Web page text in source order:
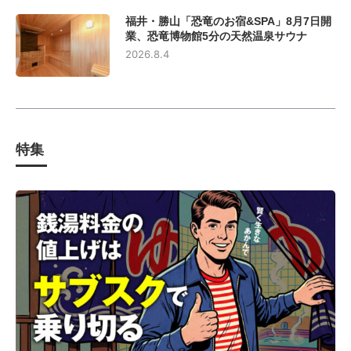
福井・勝山「恐竜のお宿&SPA」8月7日開
業、恐竜博物館5分の天然温泉サウナ
2026.8.4
特集